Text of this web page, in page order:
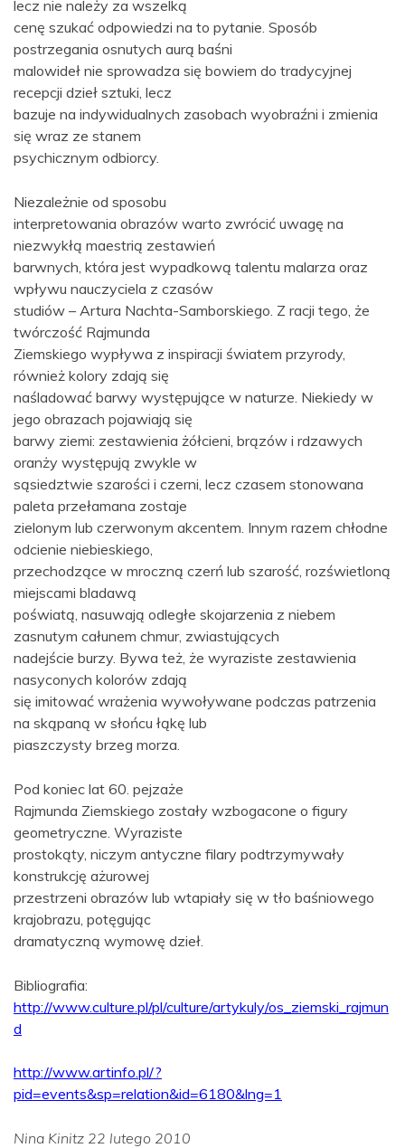
lecz nie należy za wszelką
cenę szukać odpowiedzi na to pytanie. Sposób
postrzegania osnutych aurą baśni
malowideł nie sprowadza się bowiem do tradycyjnej
recepcji dzieł sztuki, lecz
bazuje na indywidualnych zasobach wyobraźni i zmienia
się wraz ze stanem
psychicznym odbiorcy.
Niezależnie od sposobu
interpretowania obrazów warto zwrócić uwagę na
niezwykłą maestrią zestawień
barwnych, która jest wypadkową talentu malarza oraz
wpływu nauczyciela z czasów
studiów – Artura Nachta-Samborskiego. Z racji tego, że
twórczość Rajmunda
Ziemskiego wypływa z inspiracji światem przyrody,
również kolory zdają się
naśladować barwy występujące w naturze. Niekiedy w
jego obrazach pojawiają się
barwy ziemi: zestawienia żółcieni, brązów i rdzawych
oranży występują zwykle w
sąsiedztwie szarości i czerni, lecz czasem stonowana
paleta przełamana zostaje
zielonym lub czerwonym akcentem. Innym razem chłodne
odcienie niebieskiego,
przechodzące w mroczną czerń lub szarość, rozświetloną
miejscami bladawą
poświatą, nasuwają odległe skojarzenia z niebem
zasnutym całunem chmur, zwiastujących
nadejście burzy. Bywa też, że wyraziste zestawienia
nasyconych kolorów zdają
się imitować wrażenia wywoływane podczas patrzenia
na skąpaną w słońcu łąkę lub
piaszczysty brzeg morza.
Pod koniec lat 60. pejzaże
Rajmunda Ziemskiego zostały wzbogacone o figury
geometryczne. Wyraziste
prostokąty, niczym antyczne filary podtrzymywały
konstrukcję ażurowej
przestrzeni obrazów lub wtapiały się w tło baśniowego
krajobrazu, potęgując
dramatyczną wymowę dzieł.
Bibliografia:
http://www.culture.pl/pl/culture/artykuly/os_ziemski_rajmun
d
http://www.artinfo.pl/?
pid=events&sp=relation&id=6180&lng=1
Nina Kinitz 22 lutego 2010